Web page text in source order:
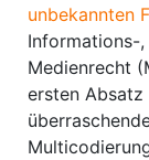
unbekannten
Informations-
Medienrecht
ersten Absatz